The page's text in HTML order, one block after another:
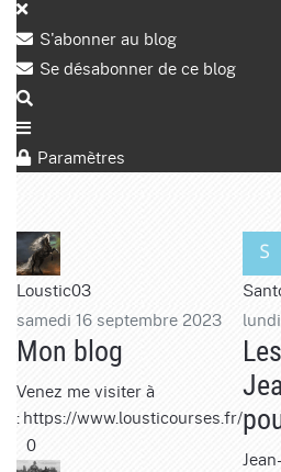
S'abonner au blog
Se désabonner de ce blog
Paramètres
Loustic03
samedi 16 septembre 2023
Mon blog
Venez me visiter à
: https://www.lousticourses.fr/
0